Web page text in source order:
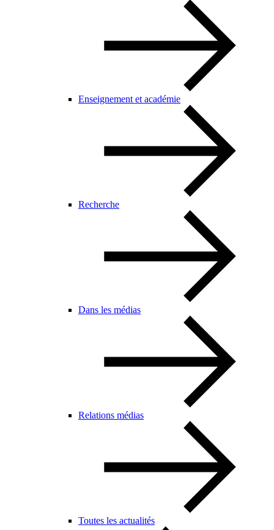
Enseignement et académie
Recherche
Dans les médias
Relations médias
Toutes les actualités